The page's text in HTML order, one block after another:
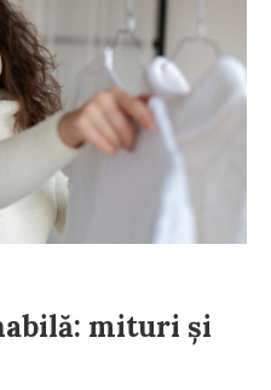
mituri și